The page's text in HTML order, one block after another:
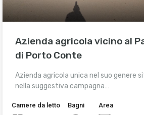
Azienda agricola vicino al
di Porto Conte
Azienda agricola unica nel suo genere
nella suggestiva campagna…
Camere da letto Bagni Area